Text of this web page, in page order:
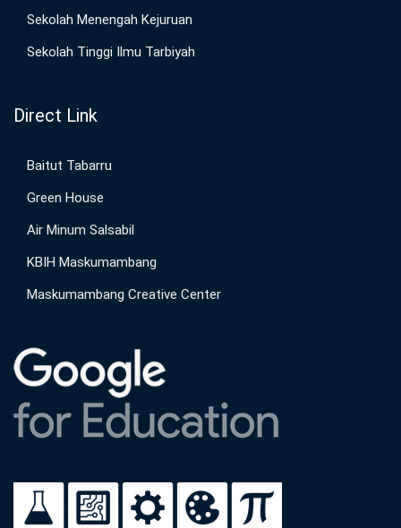
Sekolah Menengah Kejuruan
Sekolah Tinggi Ilmu Tarbiyah
Direct Link
Baitut Tabarru
Green House
Air Minum Salsabil
KBIH Maskumambang
Maskumambang Creative Center